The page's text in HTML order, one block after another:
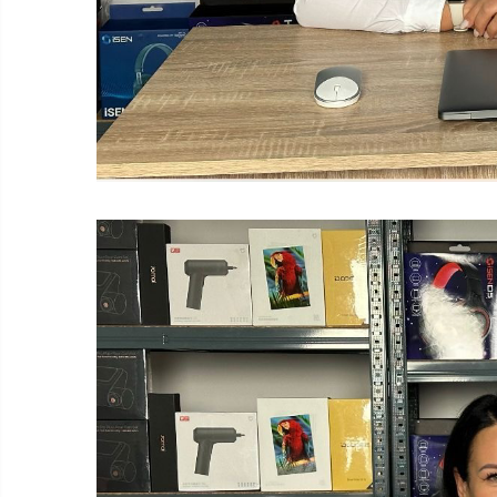
Smart Home
Személyi ápolási termékek
Gadgets tartozék
Kamerás drónok
Külső akkumulátor
Lifestyle
Hordozható hangszórók
Vonalkód olvasók
Hordozható elektromos
állomások és napelemek
Napelemek
Elektromos járműtöltő
állomások
Android médialejátszó